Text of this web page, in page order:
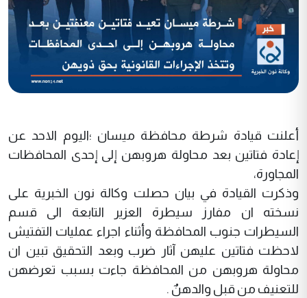
أعلنت قيادة شرطة محافظة ميسان ؛اليوم الاحد عن
إعادة فتاتين بعد محاولة هروبهن إلى إحدى المحافظات
المجاورة،
وذكرت القيادة في بيان حصلت وكالة نون الخبرية على
نسخته ان مفارز سيطرة العزير التابعة الى قسم
السيطرات جنوب المحافظة وأثناء اجراء عمليات التفتيش
لاحظت فتاتين عليهن آثار ضرب وبعد التحقيق تبين ان
محاولة هروبهن من المحافظة جاءت بسبب تعرضهن
للتعنيف من قبل والدهنٌ .